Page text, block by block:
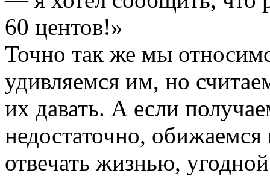
60 центов!»
Точно так же мы
удивляемся им, но
их давать. А если
недостаточно,
отвечать жизнью,